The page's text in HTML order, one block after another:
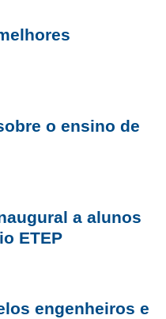
DE SÓCIO
o ensino de
a alunos
ETEP
engenheiros e